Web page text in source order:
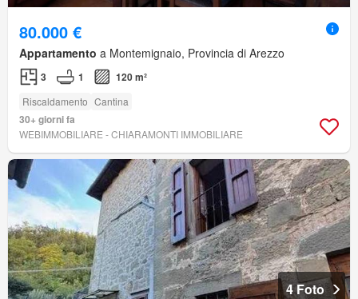
80.000 €
Appartamento a Montemignaio, Provincia di Arezzo
3 1 120 m²
Riscaldamento Cantina
30+ giorni fa
WEBIMMOBILIARE - CHIARAMONTI IMMOBILIARE
4 Foto